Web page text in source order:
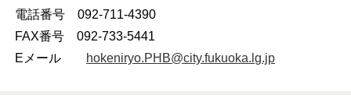
電話番号 092-711-4390
FAX番号 092-733-5441
Eメール
hokeniryo.PHB@city.fukuoka.lg.jp